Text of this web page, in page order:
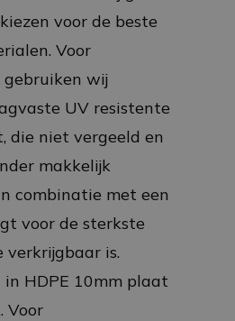
voor de beste
Voor
wij
UV resistente
die niet vergeeld en
makkelijk
combinatie met een
voor de sterkste
is.
HDPE 10mm plaat
Voor